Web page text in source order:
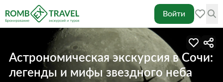
Войти
Астрономическая экскурсия в Сочи:
легенды и мифы звездного неба